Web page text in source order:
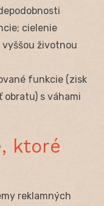
cielenie
životnou
funkcie (zisk
s váhami
ktoré
reklamných